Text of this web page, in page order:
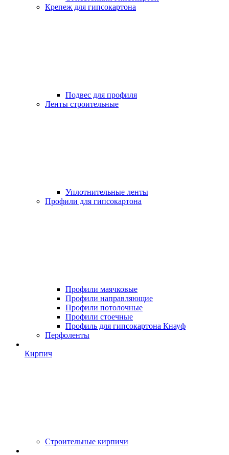
Крепеж для гипсокартона
Подвес для профиля
Ленты строительные
Уплотнительные ленты
Профили для гипсокартона
Профили маячковые
Профили направляющие
Профили потолочные
Профили стоечные
Профиль для гипсокартона Кнауф
Перфоленты
Кирпич
Строительные кирпичи